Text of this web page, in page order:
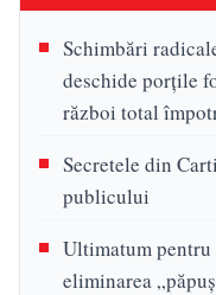
Schimbări
deschide porțile
război total
Secretele din
publicului
Ultimatum pentru
eliminarea